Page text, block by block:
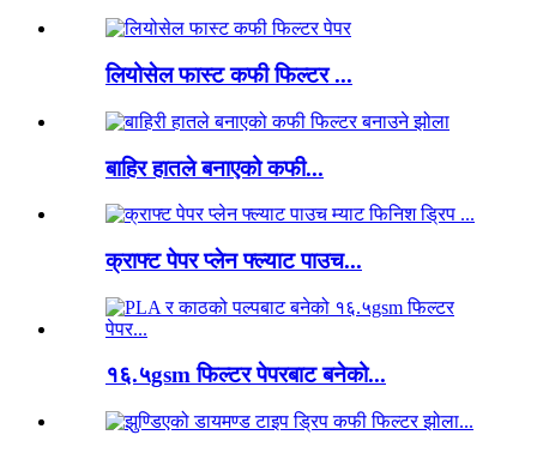
लियोसेल फास्ट कफी फिल्टर ...
बाहिर हातले बनाएको कफी...
क्राफ्ट पेपर प्लेन फ्ल्याट पाउच...
१६.५gsm फिल्टर पेपरबाट बनेको...